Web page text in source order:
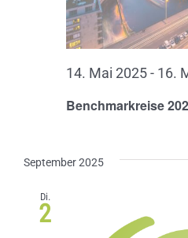
Benchmarkreise
14. Mai 2025 - 16.
September 2025
Di.
2